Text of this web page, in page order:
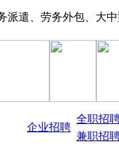
遣、劳务外包、大中
企业招聘
全职招
兼职招